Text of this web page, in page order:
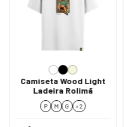
Camiseta Wood Light
Ladeira Rolimã
P M G + 2